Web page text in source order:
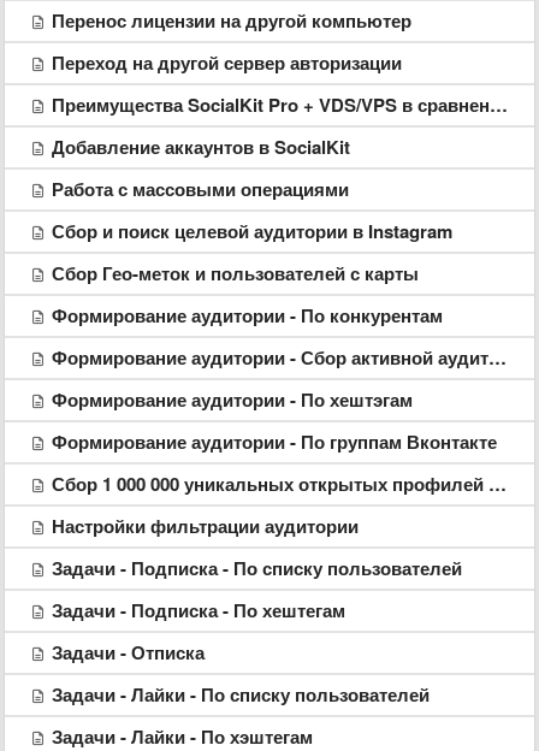
Перенос лицензии на другой компьютер
Переход на другой сервер авторизации
Преимущества SocialKit Pro + VDS/VPS в сравнении с сервисами облачного продвижения
Добавление аккаунтов в SocialKit
Работа с массовыми операциями
Сбор и поиск целевой аудитории в Instagram
Сбор Гео-меток и пользователей с карты
Формирование аудитории - По конкурентам
Формирование аудитории - Сбор активной аудитории
Формирование аудитории - По хештэгам
Формирование аудитории - По группам Вконтакте
Сбор 1 000 000 уникальных открытых профилей с конкурентов
Настройки фильтрации аудитории
Задачи - Подписка - По списку пользователей
Задачи - Подписка - По хештегам
Задачи - Отписка
Задачи - Лайки - По списку пользователей
Задачи - Лайки - По хэштегам